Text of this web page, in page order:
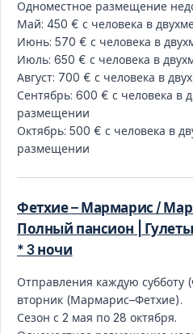
Одноместное размещение
Май: 450 € с человека в
Июнь: 570 € с человека в
Июль: 650 € с человека в
Август: 700 € с человека в
Сентябрь: 600 € с человека в
размещении
Октябрь: 500 € с человека в
размещении
Фетхие – Мармарис /
Полный пансион |
* 3 ночи
Отправления каждую субботу
вторник (Мармарис–Фетхие).
Сезон с 2 мая по 28 октября.